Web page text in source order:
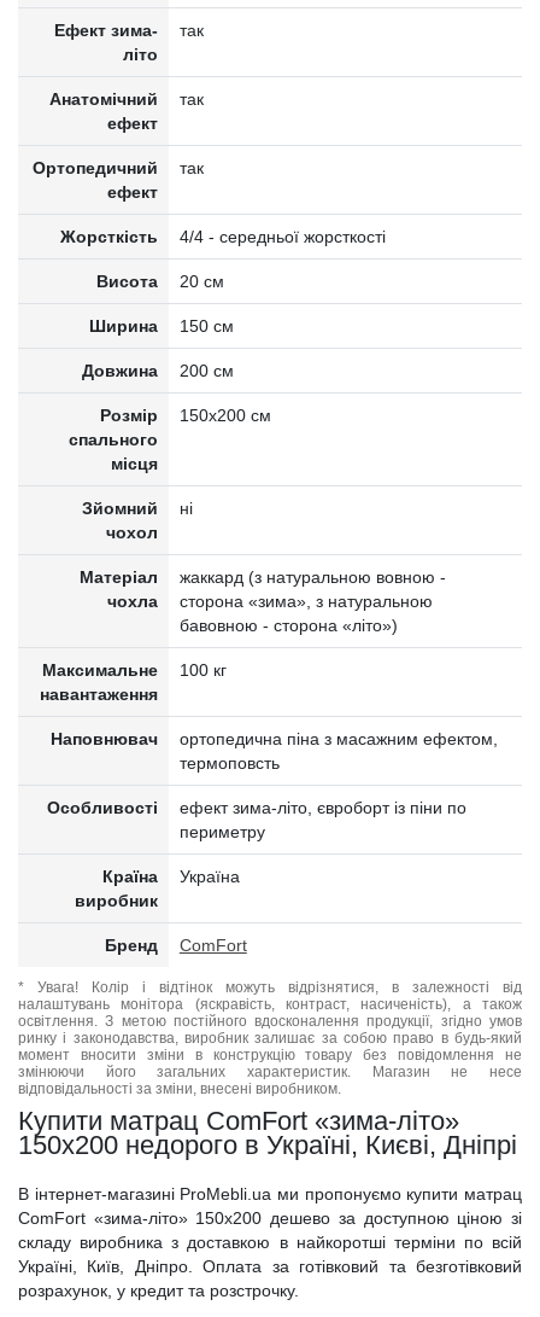
Ефект зима-
літо
так
Анатомічний
ефект
так
Ортопедичний
ефект
так
Жорсткість 4/4 - середньої жорсткості
Висота 20 см
Ширина 150 см
Довжина 200 см
Розмір
спального
місця
150x200 см
Зйомний
чохол
ні
Матеріал
чохла
жаккард (з натуральною вовною -
сторона «зима», з натуральною
бавовною - сторона «літо»)
Максимальне
навантаження
100 кг
Наповнювач
ортопедична піна з масажним ефектом,
термоповсть
Особливості
ефект зима-літо, євроборт із піни по
периметру
Країна
виробник
Україна
Бренд ComFort
* Увага! Колір і відтінок можуть відрізнятися, в залежності від
налаштувань монітора (яскравість, контраст, насиченість), а також
освітлення. З метою постійного вдосконалення продукції, згідно умов
ринку і законодавства, виробник залишає за собою право в будь-який
момент вносити зміни в конструкцію товару без повідомлення не
змінюючи його загальних характеристик. Магазин не несе
відповідальності за зміни, внесені виробником.
Купити матрац ComFort «зима-літо»
150x200 недорого в Україні, Києві, Дніпрі
В інтернет-магазині ProMebli.ua ми пропонуємо купити матрац
ComFort «зима-літо» 150x200 дешево за доступною ціною зі
складу виробника з доставкою в найкоротші терміни по всій
Україні, Київ, Дніпро. Оплата за готівковий та безготівковий
розрахунок, у кредит та розстрочку.